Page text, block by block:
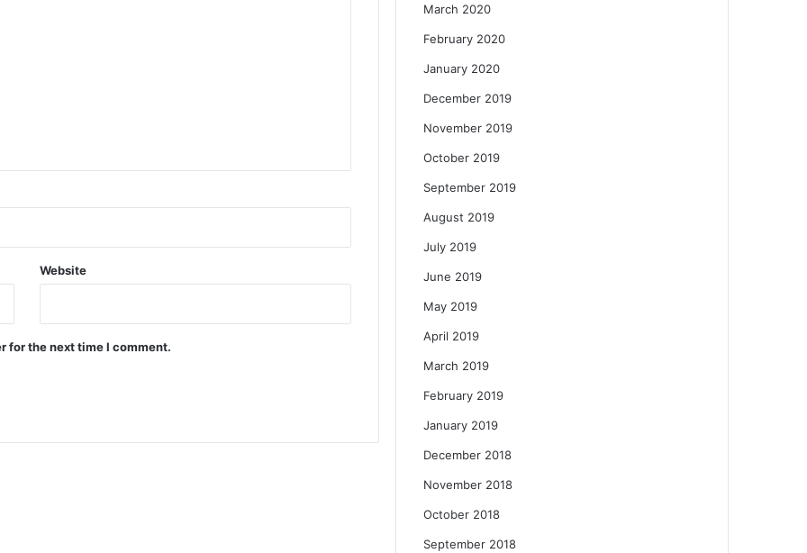
Website
for the next time I comment.
March 2020
February 2020
January 2020
December 2019
November 2019
October 2019
September 2019
August 2019
July 2019
June 2019
May 2019
April 2019
March 2019
February 2019
January 2019
December 2018
November 2018
October 2018
September 2018